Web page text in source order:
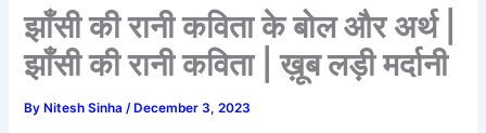
झाँसी की रानी कविता के बोल और अर्थ |
झाँसी की रानी कविता | ख़ूब लड़ी मर्दानी
By Nitesh Sinha/ December 3, 2023